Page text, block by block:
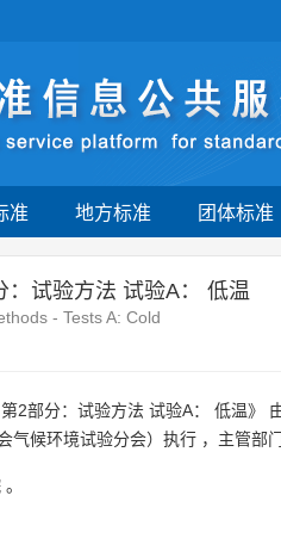
准 地方标准 团体标准
试验方法 试验A： 低温
- Tests A: Cold
2部分：试验方法 试验A： 低温》
气候环境试验分会）执行 ，主管部
。